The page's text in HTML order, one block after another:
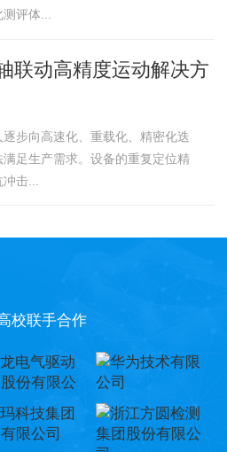
评体...
联动高精度运动解决方
步向高速化、重载化、精密化迭
足生产需求。设备的重复定位精
击...
校联手合作